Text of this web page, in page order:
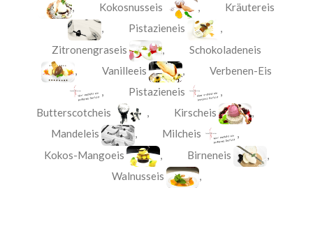
, Kokosnusseis , Kräutereis
, Pistazieneis
,
Zitronengraseis
,Schokoladeneis
, Vanilleeis , Verbenen-Eis
, Pistazieneis
,
Butterscotcheis
, Kirscheis
,
Mandeleis
, Milcheis
,
Kokos-Mangoeis
, Birneneis
,
Walnusseis
,